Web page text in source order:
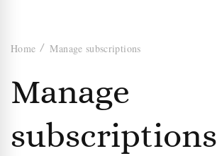
Xaara
Novack
Home Manage subscriptions
Manage
subscriptions